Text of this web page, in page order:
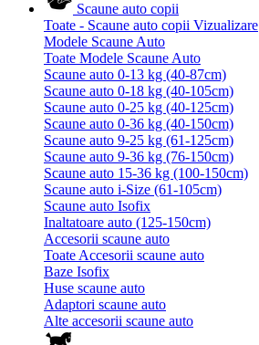
Scaune auto copii
Toate - Scaune auto copii Vizualizare
Modele Scaune Auto
Toate Modele Scaune Auto
Scaune auto 0-13 kg (40-87cm)
Scaune auto 0-18 kg (40-105cm)
Scaune auto 0-25 kg (40-125cm)
Scaune auto 0-36 kg (40-150cm)
Scaune auto 9-25 kg (61-125cm)
Scaune auto 9-36 kg (76-150cm)
Scaune auto 15-36 kg (100-150cm)
Scaune auto i-Size (61-105cm)
Scaune auto Isofix
Inaltatoare auto (125-150cm)
Accesorii scaune auto
Toate Accesorii scaune auto
Baze Isofix
Huse scaune auto
Adaptori scaune auto
Alte accesorii scaune auto